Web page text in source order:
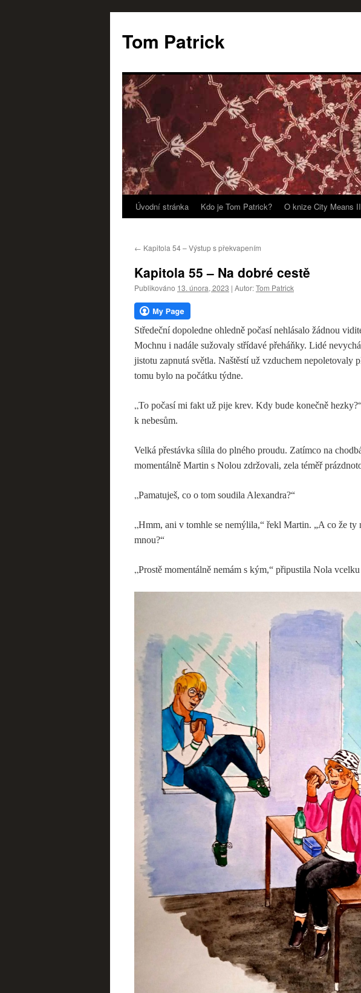
Tom Patrick
Přejít
obsahu
webu
Úvodní stránka Kdo je Tom Patrick? O knize City Means
← Kapitola 54 – Výstup s překvapením
Kapitola 55 – Na dobré cestě
Publikováno 13. února, 2023 | Autor:Tom Patrick
Středeční dopoledne ohledně počasí nehlásalo žádnou
Mochnu i nadále sužovaly střídavé přeháňky. Lidé
jistotu zapnutá světla. Naštěstí už vzduchem nepoletovaly
tomu bylo na počátku týdne.
„To počasí mi fakt už pije krev. Kdy bude konečně
k nebesům.
Velká přestávka sílila do plného proudu. Zatímco na
momentálně Martin s Nolou zdržovali, zela téměř
„Pamatuješ, co o tom soudila Alexandra?“
„Hmm, ani v tomhle se nemýlila,“ řekl Martin. „A co že ty
mnou?“
„Prostě momentálně nemám s kým,“ připustila Nola